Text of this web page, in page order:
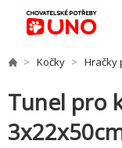
Kočky Hračky
Tunel pro